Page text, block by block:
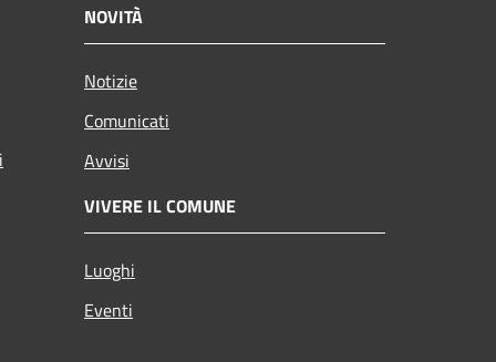
NOVITÀ
Notizie
Comunicati
Avvisi
VIVERE IL COMUNE
Luoghi
Eventi